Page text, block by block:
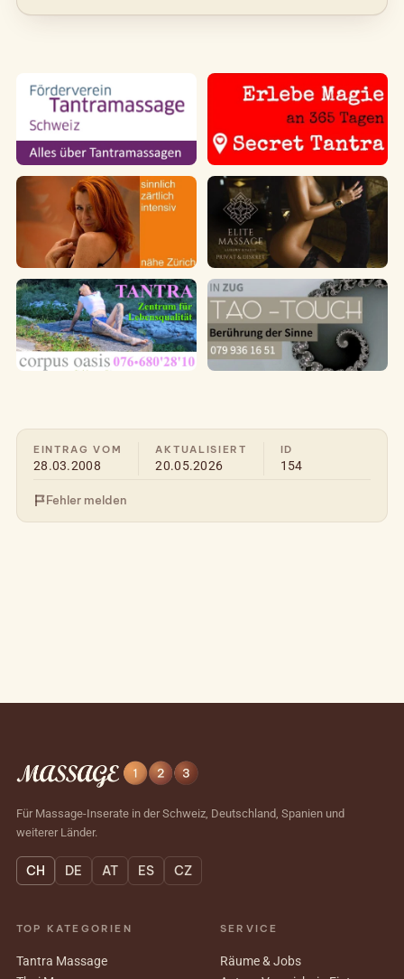
EINTRAG VOM
28.03.2008
AKTUALISIERT
20.05.2026
ID
154
Fehler melden
Für Massage-Inserate in der Schweiz, Deutschland, Spanien und
weiterer Länder.
CH DE AT ES CZ
TOP KATEGORIEN
Tantra Massage
SERVICE
Räume & Jobs